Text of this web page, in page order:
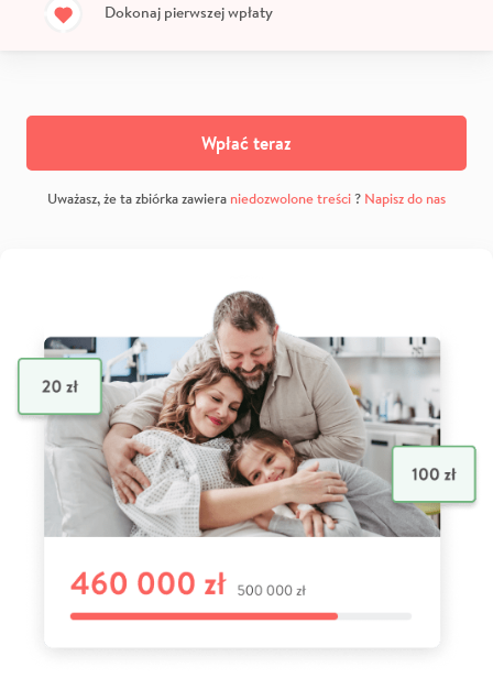
Dokonaj pierwszej wpłaty
Wpłać teraz
Uważasz, że ta zbiórka zawiera niedozwolone treści? Napisz do nas